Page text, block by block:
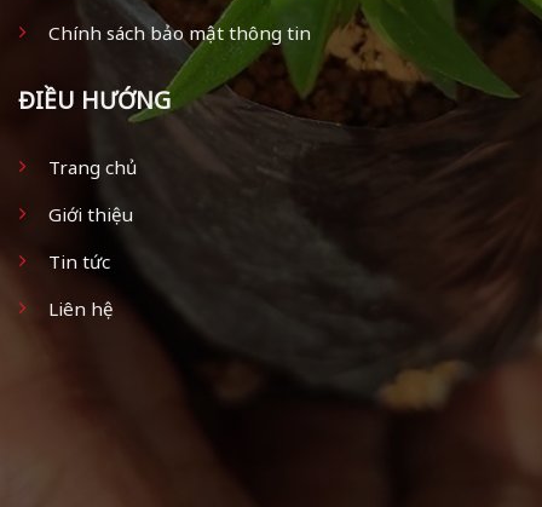
Chính sách bảo mật thông tin
ĐIỀU HƯỚNG
Trang chủ
Giới thiệu
Tin tức
Liên hệ